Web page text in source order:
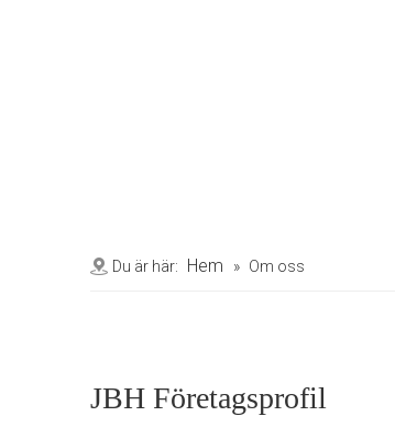
Du är här: Hem » Om oss
JBH Företagsprofil